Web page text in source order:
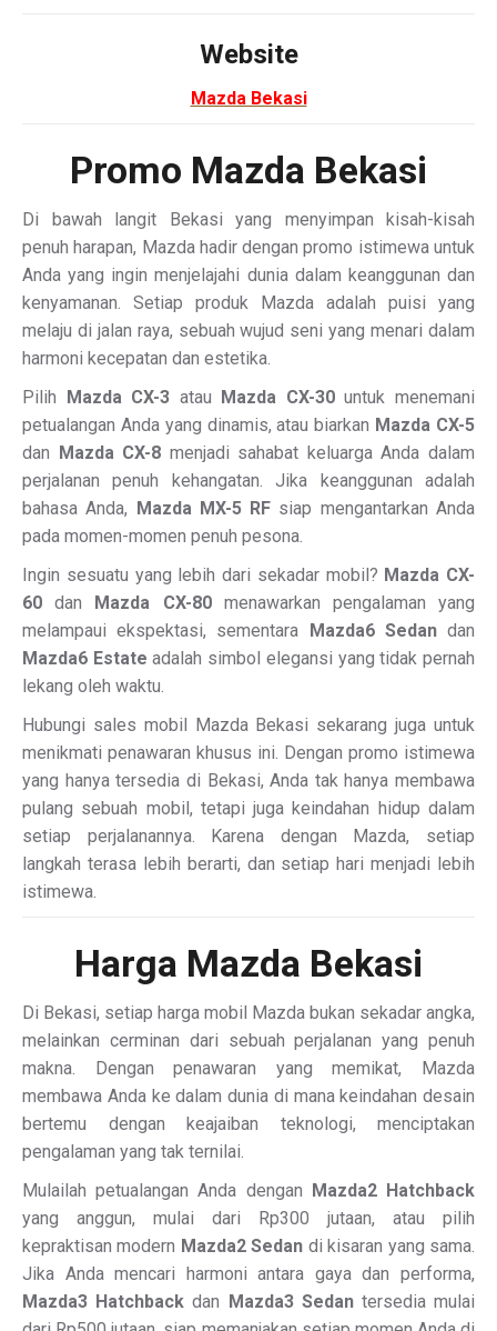
Website
Mazda Bekasi
Promo Mazda Bekasi
Di bawah langit Bekasi yang menyimpan kisah-kisah
penuh harapan, Mazda hadir dengan promo istimewa untuk
Anda yang ingin menjelajahi dunia dalam keanggunan dan
kenyamanan. Setiap produk Mazda adalah puisi yang
melaju di jalan raya, sebuah wujud seni yang menari dalam
harmoni kecepatan dan estetika.
Pilih Mazda CX-3 atau Mazda CX-30untuk menemani
petualangan Anda yang dinamis, atau biarkan Mazda CX-5
dan Mazda CX-8 menjadi sahabat keluarga Anda dalam
perjalanan penuh kehangatan. Jika keanggunan adalah
bahasa Anda, Mazda MX-5 RF siap mengantarkan Anda
pada momen-momen penuh pesona.
Ingin sesuatu yang lebih dari sekadar mobil? Mazda CX-
60 dan Mazda CX-80menawarkan pengalaman yang
melampaui ekspektasi, sementara Mazda6 Sedandan
Mazda6 Estate adalah simbol elegansi yang tidak pernah
lekang oleh waktu.
Hubungi sales mobil Mazda Bekasi sekarang juga untuk
menikmati penawaran khusus ini. Dengan promo istimewa
yang hanya tersedia di Bekasi, Anda tak hanya membawa
pulang sebuah mobil, tetapi juga keindahan hidup dalam
setiap perjalanannya. Karena dengan Mazda, setiap
langkah terasa lebih berarti, dan setiap hari menjadi lebih
istimewa.
Harga Mazda Bekasi
Di Bekasi, setiap harga mobil Mazda bukan sekadar angka,
melainkan cerminan dari sebuah perjalanan yang penuh
makna. Dengan penawaran yang memikat, Mazda
membawa Anda ke dalam dunia di mana keindahan desain
bertemu dengan keajaiban teknologi, menciptakan
pengalaman yang tak ternilai.
Mulailah petualangan Anda dengan Mazda2 Hatchback
yang anggun, mulai dari Rp300 jutaan, atau pilih
kepraktisan modern Mazda2 Sedan di kisaran yang sama.
Jika Anda mencari harmoni antara gaya dan performa,
Mazda3 Hatchback dan Mazda3 Sedantersedia mulai